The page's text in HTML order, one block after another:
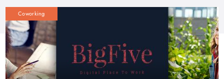
Coworking